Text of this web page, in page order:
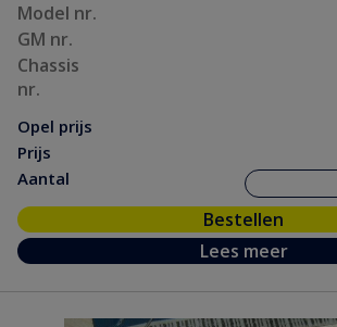
Model nr.
GM nr.
Chassis
nr.
Opel prijs
Prijs
Aantal
Bestellen
Lees meer